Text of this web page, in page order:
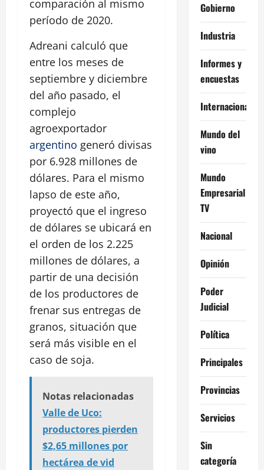
comparación al mismo
período de 2020.
Adreani calculó que
entre los meses de
septiembre y diciembre
del año pasado, el
complejo
agroexportador
argentino generó divisas
por 6.928 millones de
dólares. Para el mismo
lapso de este año,
proyectó que el ingreso
de dólares se ubicará en
el orden de los 2.225
millones de dólares, a
partir de una decisión
de los productores de
frenar sus entregas de
granos, situación que
será más visible en el
caso de soja.
Notas relacionadas
Valle de Uco:
productores pierden
$2,65 millones por
hectárea de vid
Gobierno
Industria
Informes y
encuestas
Internacional
Mundo del
vino
Mundo
Empresarial
TV
Nacional
Opinión
Poder
Judicial
Política
Principales
Provincias
Servicios
Sin
categoría